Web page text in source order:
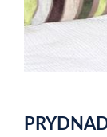
of